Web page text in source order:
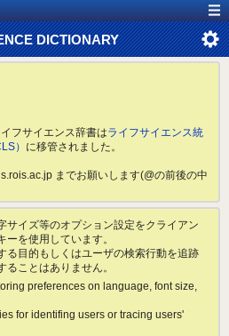
DICTIONARY
フサイエンス辞書はライフサイエンス統
） に移管されました。
までお願いします(@の前後の中
サイズ等のオプション設定をクライアン
ーを使用しています。
る目的もしくはユーザの検索行動を追跡
ことはありません。
preferences on language, font size,
for identifing users or tracing users'